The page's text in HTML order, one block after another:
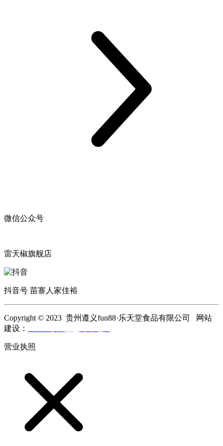
微信公众号
雷天椒旗舰店
抖音号 苗寨人家佳裕
Copyright © 2023 贵州遵义fun88·乐天堂食品有限公司 网站
建设：
营业执照